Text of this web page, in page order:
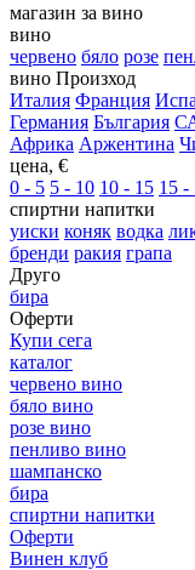
магазин за вино
вино
червено бяло розе
вино Произход
Италия Франция
Германия България
Африка Аржентина
цена, €
0 - 5 5 - 10 10 - 15 15 -
спиртни напитки
уиски коняк водка
бренди ракия грапа
Друго
бира
Оферти
Купи сега
каталог
червено вино
бяло вино
розе вино
пенливо вино
шампанско
бира
спиртни напитки
Оферти
Винен клуб